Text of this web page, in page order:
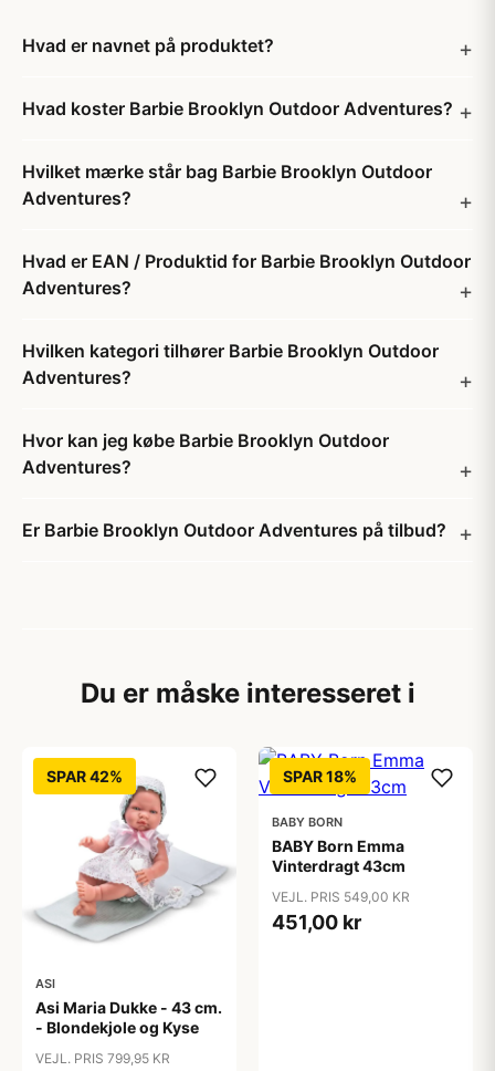
Hvad er navnet på produktet?
Hvad koster Barbie Brooklyn Outdoor Adventures?
Hvilket mærke står bag Barbie Brooklyn Outdoor
Adventures?
Hvad er EAN / Produktid for Barbie Brooklyn Outdoor
Adventures?
Hvilken kategori tilhører Barbie Brooklyn Outdoor
Adventures?
Hvor kan jeg købe Barbie Brooklyn Outdoor
Adventures?
Er Barbie Brooklyn Outdoor Adventures på tilbud?
Du er måske interesseret i
SPAR 42%
ASI
Asi Maria Dukke - 43 cm.
- Blondekjole og Kyse
VEJL. PRIS 799,95 KR
SPAR 18%
BABY BORN
BABY Born Emma
Vinterdragt 43cm
VEJL. PRIS 549,00 KR
451,00 kr